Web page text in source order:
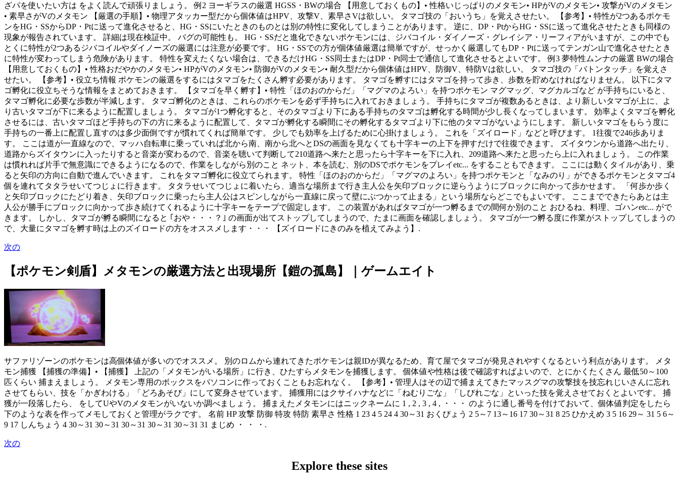
ざパを使いたい方は をよく読んで頑張りましょう。 例2 ヨーギラスの厳選 HGSS・BWの場合 【用意しておくもの】• 性格いじっぱりのメタモン• HPがVのメタモン• 攻撃がVのメタモン
• 素早さがVのメタモン 【厳選の手順】• 物理アタッカー型だから個体値はHPV、攻撃V、素早さVは欲しい。 タマゴ技の「おいうち」を覚えさせたい。 【参考】• 特性が2つあるポケモ
ンをHG・SSからDP・Ptに送って進化させると、HG・SSにいたときのものとは別の特性に変化してしまうことがあります。 逆に、DP・PtからHG・SSに送って進化させたときも同様の
現象が報告されています。 詳細は現在検証中。 バグの可能性も。 HG・SSだと進化できないポケモンには、ジバコイル・ダイノーズ・グレイシア・リーフィアがいますが、この中でも
とくに特性が2つあるジバコイルやダイノーズの厳選には注意が必要です。 HG・SSでの方が個体値厳選は簡単ですが、せっかく厳選してもDP・Ptに送ってテンガン山で進化させたとき
に特性が変わってしまう危険があります。 特性を変えたくない場合は、できるだけHG・SS同士またはDP・Pt同士で通信して進化させるとよいです。 例3 夢特性ムンナの厳選 BWの場合
【用意しておくもの】• 性格おだやかのメタモン• HPがVのメタモン• 防御がVのメタモン• 耐久型だから個体値はHPV、防御V、特防Vは欲しい。 タマゴ技の「バトンタッチ」を覚えさ
せたい。 【参考】• 役立ち情報 ポケモンの厳選をするにはタマゴをたくさん孵す必要があります。 タマゴを孵すにはタマゴを持って歩き、歩数を貯めなければなりません。 以下にタマ
ゴ孵化に役立ちそうな情報をまとめておきます。 【タマゴを早く孵す】• 特性「ほのおのからだ」「マグマのよろい」を持つポケモン マグマッグ、マグカルゴなど が手持ちにいると、
タマゴ孵化に必要な歩数が半減します。 タマゴ孵化のときは、これらのポケモンを必ず手持ちに入れておきましょう。 手持ちにタマゴが複数あるときは、より新しいタマゴが上に、よ
り古いタマゴが下に来るように配置しましょう。 タマゴが1つ孵化すると、そのタマゴより下にある手持ちのタマゴは孵化する時間が少し長くなってしまいます。 効率よくタマゴを孵化
させるには、古いタマゴほど手持ちの下の方に来るように配置して、タマゴが孵化する瞬間にその孵化するタマゴより下に他のタマゴがないようにします。 新しいタマゴをもらう度に
手持ちの一番上に配置し直すのは多少面倒ですが慣れてくれば簡単です。 少しでも効率を上げるために心掛けましょう。 これを「ズイロード」などと呼びます。 1往復で246歩ありま
す。 ここは道が一直線なので、マッハ自転車に乗っていれば北から南、南から北へとDSの画面を見なくても十字キーの上下を押すだけで往復できます。 ズイタウンから道路へ出たり、
道路からズイタウンに入ったりすると音楽が変わるので、音楽を聴いて判断して210道路へ来たと思ったら十字キーを下に入れ、209道路へ来たと思ったら上に入れましょう。 この作業
は慣れれば片手で無意識にできるようになるので、作業をしながら別のこと ネット、本を読む、別のDSでポケモンをプレイetc... をすることもできます。 ここには動くタイルがあり、乗
ると矢印の方向に自動で進んでいきます。 これをタマゴ孵化に役立てられます。 特性「ほのおのからだ」「マグマのよろい」を持つポケモンと「なみのり」ができるポケモンとタマゴ4
個を連れてタタラせいてつじょに行きます。 タタラせいてつじょに着いたら、適当な場所まで行き主人公を矢印ブロックに逆らうようにブロックに向かって歩かせます。 「何歩か歩く
と矢印ブロックにたどり着き、矢印ブロックに乗ったら主人公はスピンしながら一直線に戻って壁にぶつかって止まる」という場所ならどこでもよいです。 ここまでできたらあとは主
人公が勝手にブロックに向かって歩き続けてくれるように十字キーをテープで固定します。 この装置があればタマゴが一つ孵るまでの間何か別のこと おひるね、料理、ゴハンetc... がで
きます。 しかし、タマゴが孵る瞬間になると ｢おや・・・？｣ の画面が出てストップしてしまうので、たまに画面を確認しましょう。 タマゴが一つ孵る度に作業がストップしてしまうの
で、大量にタマゴを孵す時は上のズイロードの方をオススメします・・・ 【ズイロードにきのみを植えてみよう】.
次の
【ポケモン剣盾】メタモンの厳選方法と出現場所【鎧の孤島】｜ゲームエイト
サファリゾーンのポケモンは高個体値が多いのでオススメ。 別のロムから連れてきたポケモンは親IDが異なるため、育て屋でタマゴが発見されやすくなるという利点があります。 メタ
モン捕獲 【捕獲の準備】• 【捕獲】 上記の「メタモンがいる場所」に行き、ひたすらメタモンを捕獲します。 個体値や性格は後で確認すればよいので、とにかくたくさん 最低50～100
匹くらい 捕まえましょう。 メタモン専用のボックスをパソコンに作っておくこともお忘れなく。 【参考】• 管理人はその辺で捕まえてきたマッスグマの攻撃技を技忘れじいさんに忘れ
させてもらい、技を「かぎわける」「どろあそび」にして変身させています。 捕獲用にはクサイハナなどに「ねむりごな」「しびれごな」といった技を覚えさせておくとよいです。 捕
獲が一段落したら、 をしてUやVのメタモンがいないか調べましょう。 捕まえたメタモンにはニックネームに 1 , 2 , 3 , 4 , ・・・ のように通し番号を付けておいて、個体値判定をしたら
下のような表を作ってメモしておくと管理がラクです。 名前 HP 攻撃 防御 特攻 特防 素早さ 性格 1 23 4 5 24 4 30～31 おくびょう 2 5～7 13～16 17 30～31 8 25 ひかえめ 3 5 16 29～ 31 5 6～
9 17 しんちょう 4 30～31 30～31 30～31 30～31 30～31 31 まじめ ・ ・ ・.
次の
Explore these sites